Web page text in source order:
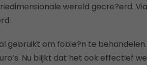
wereld gecre?erd.
.
gebruikt om fobie?n te
Nu blijkt dat het ook effectief